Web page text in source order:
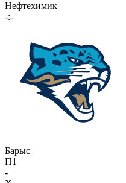
Нефтехимик
-:-
Барыс
П1
-